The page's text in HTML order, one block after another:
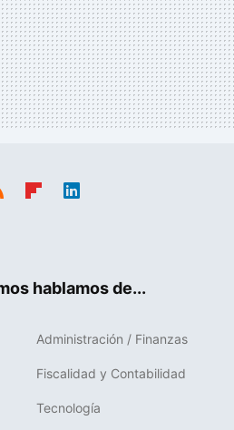
hablamos de...
Administración / Finanzas
Fiscalidad y Contabilidad
Tecnología